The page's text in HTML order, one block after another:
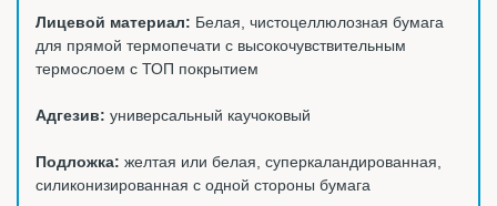
Лицевой материал: Белая, чистоцеллюлозная бумага
для прямой термопечати с высокочувствительным
термослоем с ТОП покрытием
Адгезив: универсальный каучоковый
Подложка: желтая или белая, суперкаландированная,
силиконизированная с одной стороны бумага